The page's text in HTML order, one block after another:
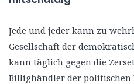
Jede und jeder kann zu
Gesellschaft der
kann täglich gegen die
Billighändler der